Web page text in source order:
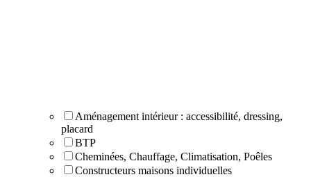
Aménagement intérieur : accessibilité, dressing,
placard
BTP
Cheminées, Chauffage, Climatisation, Poêles
Constructeurs maisons individuelles